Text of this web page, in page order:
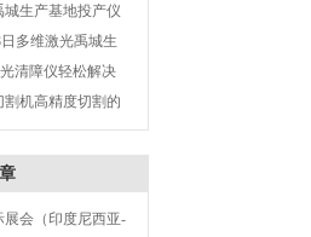
务必重视
城生产基地投产仪
多维激光禹城生
仪式邀您见证
清障仪轻松解决
线路飘挂物
割机高精度切割的
控制系统
展会（印度尼西亚-